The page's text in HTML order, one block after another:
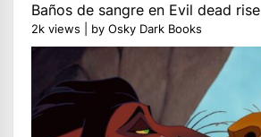
Baños de sangre en Evil dead rise
2k views by Osky Dark Books